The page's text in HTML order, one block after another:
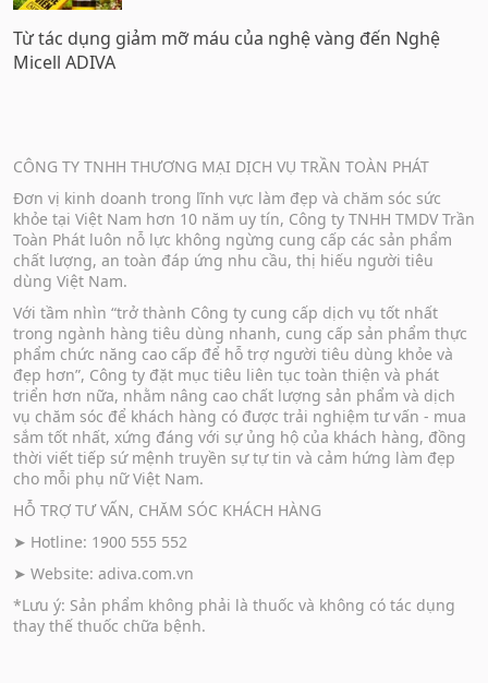
Từ tác dụng giảm mỡ máu của nghệ vàng đến Nghệ
Micell ADIVA
CÔNG TY TNHH THƯƠNG MẠI DỊCH VỤ TRẦN TOÀN PHÁT
Đơn vị kinh doanh trong lĩnh vực làm đẹp và chăm sóc sức
khỏe tại Việt Nam hơn 10 năm uy tín, Công ty TNHH TMDV Trần
Toàn Phát luôn nỗ lực không ngừng cung cấp các sản phẩm
chất lượng, an toàn đáp ứng nhu cầu, thị hiếu người tiêu
dùng Việt Nam.
Với tầm nhìn “trở thành Công ty cung cấp dịch vụ tốt nhất
trong ngành hàng tiêu dùng nhanh, cung cấp sản phẩm thực
phẩm chức năng cao cấp để hỗ trợ người tiêu dùng khỏe và
đẹp hơn”, Công ty đặt mục tiêu liên tục toàn thiện và phát
triển hơn nữa, nhằm nâng cao chất lượng sản phẩm và dịch
vụ chăm sóc để khách hàng có được trải nghiệm tư vấn - mua
sắm tốt nhất, xứng đáng với sự ủng hộ của khách hàng, đồng
thời viết tiếp sứ mệnh truyền sự tự tin và cảm hứng làm đẹp
cho mỗi phụ nữ Việt Nam.
HỖ TRỢ TƯ VẤN, CHĂM SÓC KHÁCH HÀNG
➤ Hotline: 1900 555 552
➤ Website: adiva.com.vn
*Lưu ý: Sản phẩm không phải là thuốc và không có tác dụng
thay thế thuốc chữa bệnh.